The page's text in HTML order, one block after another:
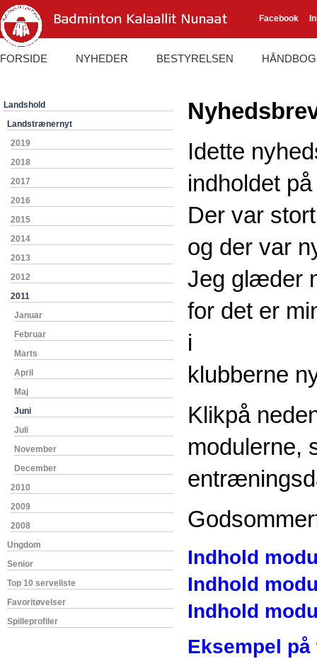
Facebook
FORSIDE NYHEDER BESTYRELSEN HÅNDBOG
Landshold
Landstrænernyt
2019
2018
2017
2016
2015
2014
2013
2012
2011
Januar
Februar
Marts
April
Maj
Juni
Juli
November
December
2010
2009
2008
Ungdom
Senior
Top 10 serveliste
Favoritøvelser
Spilleprofiler
Idette
indholdet
Der var
og der var
Jeg glæder
for det er
i
klubberne
Klikpå
modulerne,
Indhold
Indhold
Indhold
Eksempel